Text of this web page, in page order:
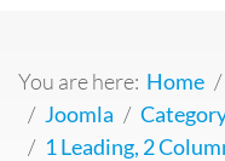
You are here: Home
Joomla
1 Leading, 2